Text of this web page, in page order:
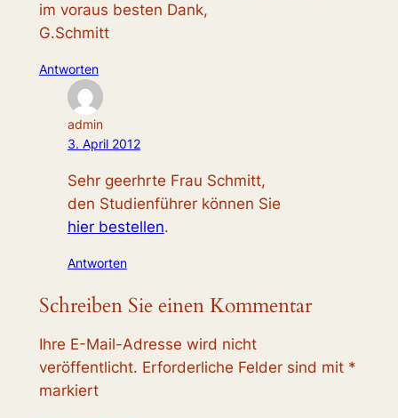
im voraus besten Dank,
G.Schmitt
Antworten
admin
3. April 2012
Sehr geerhrte Frau Schmitt,
den Studienführer können Sie
hier bestellen.
Antworten
Schreiben Sie einen Kommentar
Ihre E-Mail-Adresse wird nicht
veröffentlicht. Erforderliche Felder sind mit *
markiert